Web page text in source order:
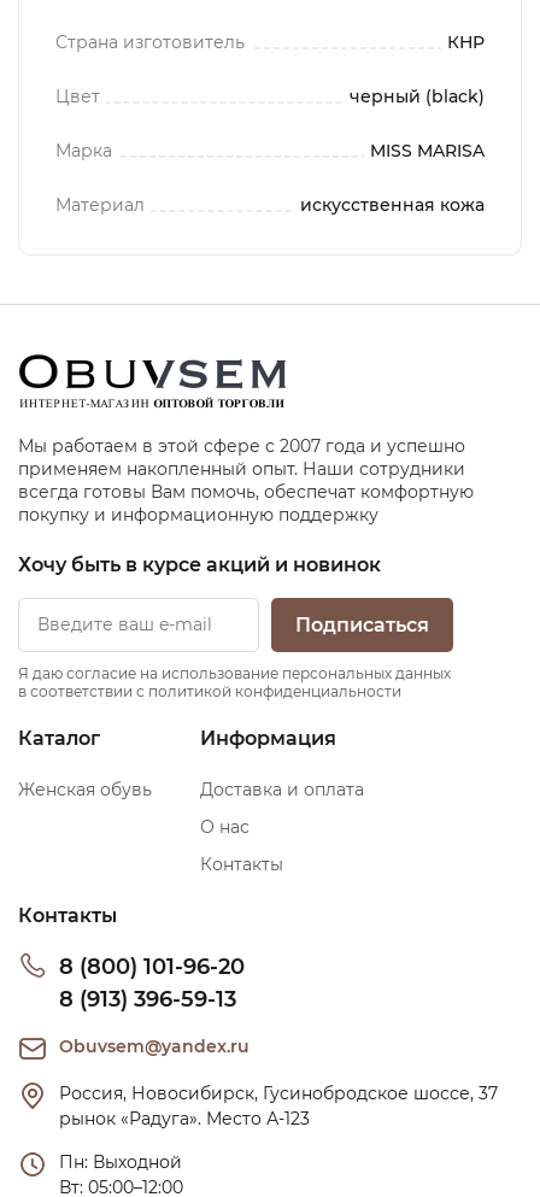
Страна изготовитель КНР
Цвет черный (black)
Марка MISS MARISA
Материал искусственная кожа
Мы работаем в этой сфере с 2007 года и успешно
применяем накопленный опыт. Наши сотрудники
всегда готовы Вам помочь, обеспечат комфортную
покупку и информационную поддержку
Хочу быть в курсе акций и новинок
Подписаться
Я даю согласие на использование персональных данных
в соответствии с политикой конфиденциальности
Каталог
Женская обувь
Информация
Доставка и оплата
О нас
Контакты
Контакты
8 (800) 101-96-20
8 (913) 396-59-13
Obuvsem@yandex.ru
Россия, Новосибирск, Гусинобродское шоссе, 37
рынок «Радуга». Место А-123
Пн: Выходной
Вт: 05:00–12:00